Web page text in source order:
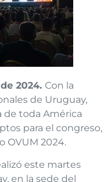
2024. Con la
de Uruguay,
de toda América
para el congreso,
OVUM 2024.
este martes
en la sede del